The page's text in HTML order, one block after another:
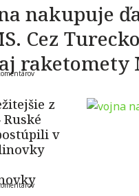
nakupuje
Cez
raketomety
z
v